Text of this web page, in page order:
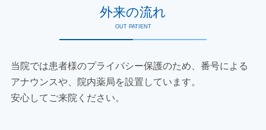
外来の流れ
OUT PATIENT
当院では患者様のプライバシー保護のため、番号による
アナウンスや、院内薬局を設置しています。
安心してご来院ください。